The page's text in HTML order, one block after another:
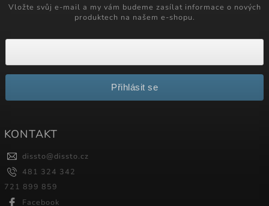
Vložte svůj e-mail a my vám budeme zasílat informace o nových
produktech na našem e-shopu.
Přihlásit se
KONTAKT
dissto@dissto.cz
481 324 342
721 899 859
Facebook